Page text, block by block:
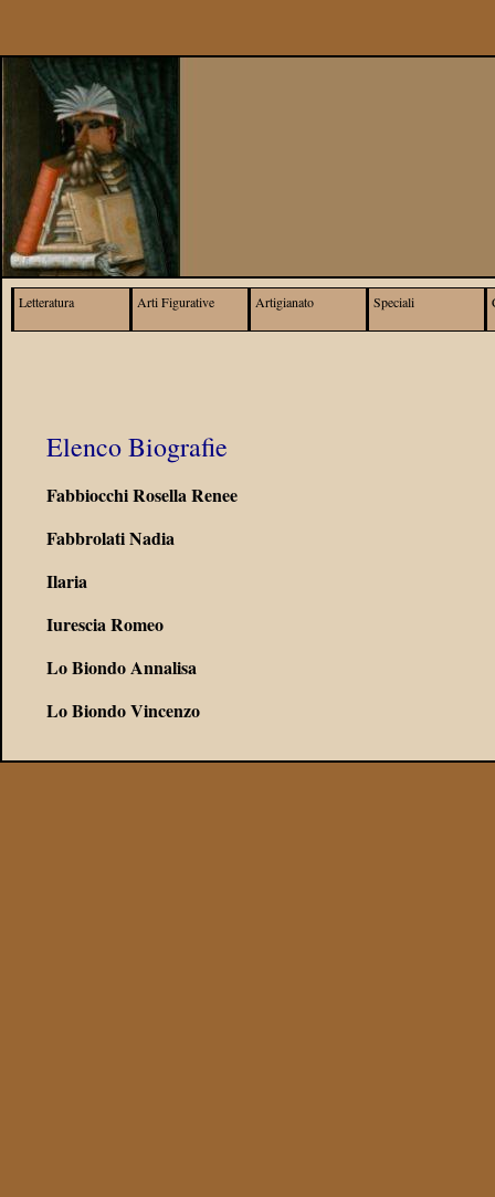
Elenco Biografie
Fabbiocchi Rosella Renee
Fabbrolati Nadia
Ilaria
Iurescia Romeo
Lo Biondo Annalisa
Lo Biondo Vincenzo
Letteratura Arti Figurative Artigianato Speciali